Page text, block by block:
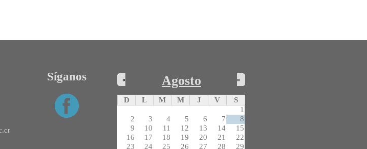
Síganos Agosto
« »
D L M M J V
S
1
2
3 4 5 6 7
8
9
10 11 12 13 14
15
16
17 18 19 20 21
22
23
24 25 26 27 28 29